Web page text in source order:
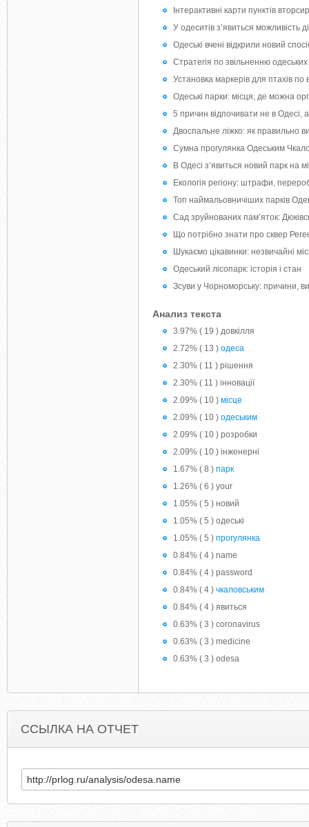
Інтерактивні карти пунктів
У одеситів з’явиться можливість
Одеські вчені відкрили новий
Стратегія по звільненню
Установка маркерів для птахів по
Одеські парки: місця, де можна
5 причин відпочивати не в Одесі,
Двоспальне ліжко: як правильно
Сумна прогулянка Одеським
В Одесі з’явиться новий парк на
Екологія регіону: штрафи,
Топ наймальовничіших парків
Сад зруйнованих пам’яток:
Що потрібно знати про сквер
Шукаємо цікавинки: незвичайні
Одеський лісопарк: історія і стан
Зсуви у Чорноморську: причини,
Анализ текста
3.97% ( 19 ) довкілля
2.72% ( 13 ) одеса
2.30% ( 11 ) рішення
2.30% ( 11 ) інновації
2.09% ( 10 ) місце
2.09% ( 10 ) одеським
2.09% ( 10 ) розробки
2.09% ( 10 ) інженерні
1.67% ( 8 ) парк
1.26% ( 6 ) your
1.05% ( 5 ) новий
1.05% ( 5 ) одеські
1.05% ( 5 ) прогулянка
0.84% ( 4 ) name
0.84% ( 4 ) password
0.84% ( 4 ) чкаловським
0.84% ( 4 ) явиться
0.63% ( 3 ) coronavirus
0.63% ( 3 ) medicine
0.63% ( 3 ) odesa
ССЫЛКА НА ОТЧЕТ